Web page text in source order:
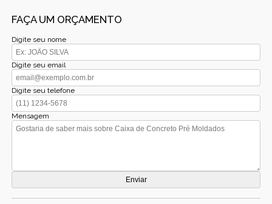
FAÇA UM ORÇAMENTO
Digite seu nome
Digite seu email
Digite seu telefone
Mensagem